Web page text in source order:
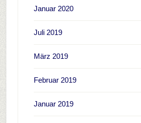
Januar 2020
Juli 2019
März 2019
Februar 2019
Januar 2019